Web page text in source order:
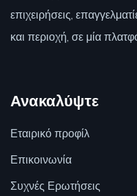
επιχειρήσεις,
και περιοχή, σε μία
Ανακαλύψτε
Εταιρικό προφίλ
Επικοινωνία
Συχνές Ερωτήσεις